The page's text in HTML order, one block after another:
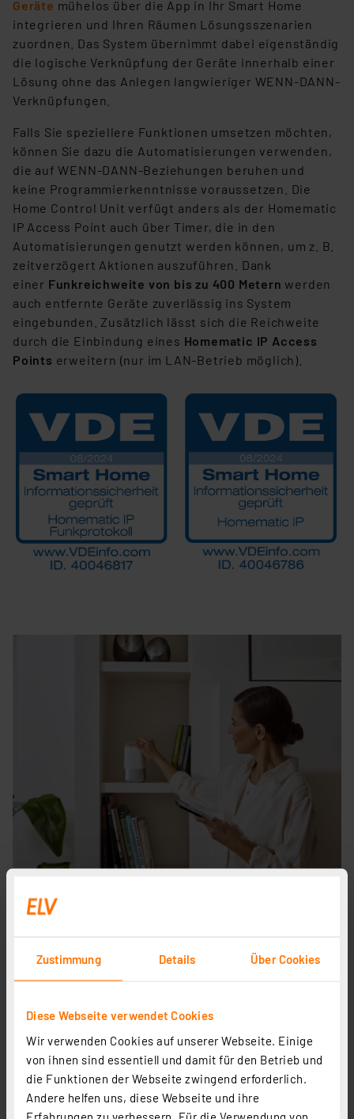
Zustimmung Details Über Cookies
Diese Webseite verwendet Cookies
Wir verwenden Cookies auf unserer Webseite. Einige
von ihnen sind essentiell und damit für den Betrieb und
die Funktionen der Webseite zwingend erforderlich.
Andere helfen uns, diese Webseite und ihre
Erfahrungen zu verbessern. Für die Verwendung von
Geräte mühelos über die App in Ihr Smart Home
integrieren und Ihren Räumen Lösungsszenarien
zuordnen. Das System übernimmt dabei eigenständig
die logische Verknüpfung der Geräte innerhalb einer
Lösung ohne das Anlegen langwieriger WENN-DANN-
Verknüpfungen.
Falls Sie speziellere Funktionen umsetzen möchten,
können Sie dazu die Automatisierungen verwenden,
die auf WENN-DANN-Beziehungen beruhen und
keine Programmierkenntnisse voraussetzen. Die
Home Control Unit verfügt anders als der Homematic
IP Access Point auch über Timer, die in den
Automatisierungen genutzt werden können, um z. B.
zeitverzögert Aktionen auszuführen. Dank
einer Funkreichweite von bis zu 400 Metern werden
auch entfernte Geräte zuverlässig ins System
eingebunden. Zusätzlich lässt sich die Reichweite
durch die Einbindung eines Homematic IP Access
Points erweitern (nur im LAN-Betrieb möglich).
Jegliche Kommunikation zwischen der Home Control
verschlüsselt.
VDE-zertifizierte Protokoll-, IT- und
Datensicherheit
Serverstandort in Deutschland
Keine Registrierung und kein Nutzerkonto